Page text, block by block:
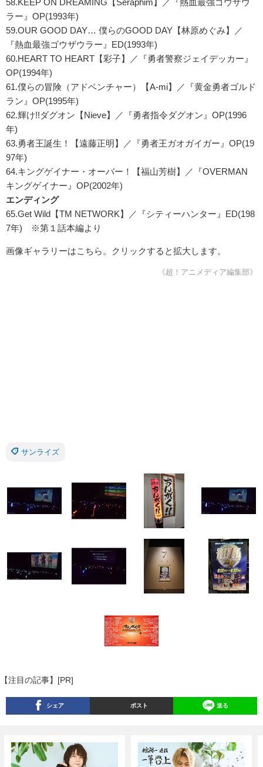
58.KEEP ON DREAMING【Seraphim】／『熱血最強ゴウザウ
ラー』OP(1993年)
59.OUR GOOD DAY… 僕らのGOOD DAY【林原めぐみ】／
『熱血最強ゴウザウラー』ED(1993年)
60.HEART TO HEART【彩子】／『勇者警察ジェイデッカー』
OP(1994年)
61.僕らの冒険（アドベンチャー）【A-mi】／『黄金勇者ゴルド
ラン』OP(1995年)
62.輝け!!ダグオン【Nieve】／『勇者指令ダグオン』OP(1996
年)
63.勇者王誕生！【遠藤正明】／『勇者王ガオガイガー』OP(19
97年)
64.キングゲイナー・オーバー！【福山芳樹】／『OVERMAN
キングゲイナー』OP(2002年)
エンディング
65.Get Wild【TM NETWORK】／『シティーハンター』ED(198
7年) ※第１話本編より
画像ギャラリーはこちら。クリックすると拡大します。
《超！アニメディア編集部》
サンライズ
【注目の記事】[PR]
シェア ポスト 送る